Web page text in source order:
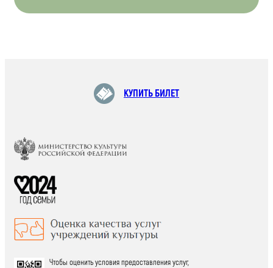
КУПИТЬ БИЛЕТ
Чтобы оценить условия предоставления услуг,